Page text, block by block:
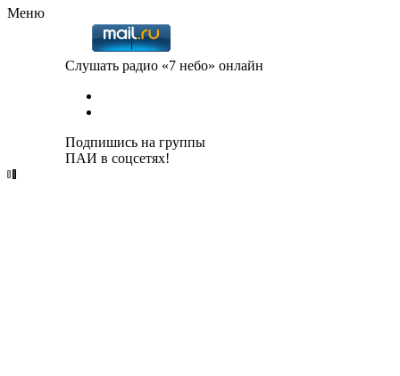
Меню
Слушать радио «7 небо» онлайн
Подпишись на группы
ПАИ в соцсетях!